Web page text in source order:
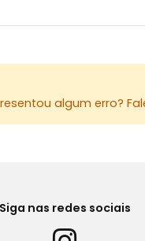
algum erro?
Siga nas redes sociais